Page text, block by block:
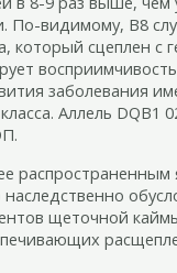
По-видимому, В8
который сцеплен с
заболевания
Аллель DQВ1
распространенным
щеточной